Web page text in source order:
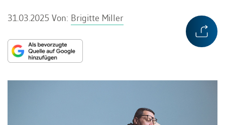
31.03.2025 Von: Brigitte Miller